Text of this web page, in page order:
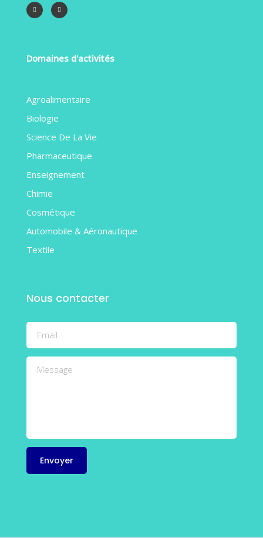
Domaines d'activités
Agroalimentaire
Biologie
Science De La Vie
Pharmaceutique
Enseignement
Chimie
Cosmétique
Automobile & Aéronautique
Textile
Nous contacter